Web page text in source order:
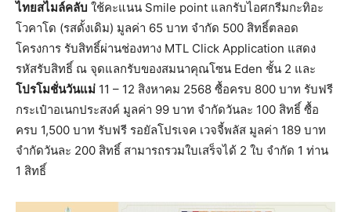
ไทยสไมล์คลับ ใช้คะแนน Smile point แลกรับไอศกรีมกะทิอะ
โวคาโด (รสดั้งเดิม) มูลค่า 65 บาท จำกัด 500 สิทธิ์ตลอด
โครงการ รับสิทธิ์ผ่านช่องทาง MTL Click Application แสดง
รหัสรับสิทธิ์ ณ จุดแลกรับของสมนาคุณโซน Eden ชั้น 2 และ
โปรโมชั่นวันแม่ 11 – 12 สิงหาคม 2568 ซื้อครบ 800 บาท รับฟรี
กระเป๋าอเนกประสงค์ มูลค่า 99 บาท จำกัดวันละ 100 สิทธิ์ ซื้อ
ครบ 1,500 บาท รับฟรี รอยัลโปรเจค เวจจี้พลัส มูลค่า 189 บาท
จำกัดวันละ 200 สิทธิ์ สามารถรวมใบเสร็จได้ 2 ใบ จำกัด 1 ท่าน
1 สิทธิ์